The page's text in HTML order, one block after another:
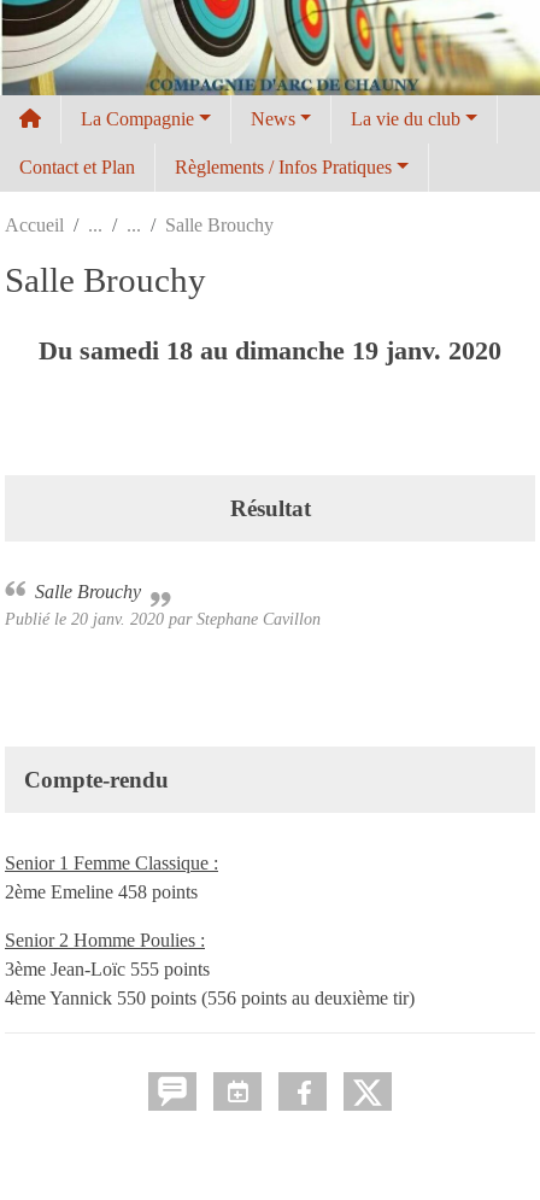
La Compagnie News La vie du club
Contact et Plan Règlements / Infos Pratiques
Accueil Salle Brouchy
Salle Brouchy
Du samedi 18 au dimanche 19 janv. 2020
Résultat
Salle Brouchy
Publié le 20 janv. 2020 parStephane Cavillon
Compte-rendu
Senior 1 Femme Classique :
2ème Emeline 458 points
Senior 2 Homme Poulies :
3ème Jean-Loïc 555 points
4ème Yannick 550 points (556 points au deuxième tir)
Panneau de gestion des cookies